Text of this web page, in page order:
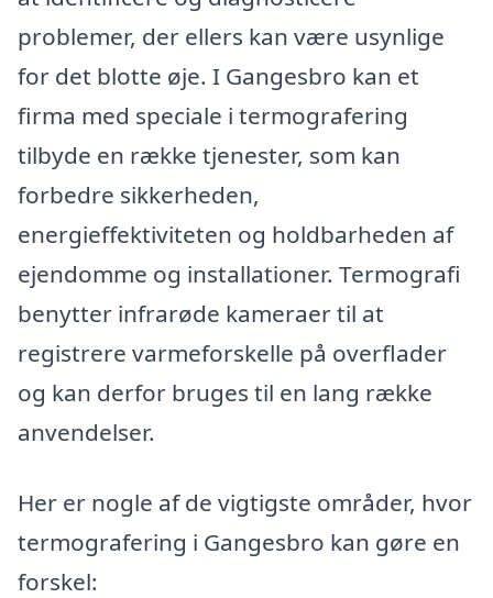
problemer, der ellers kan være usynlige
for det blotte øje. I Gangesbro kan et
firma med speciale i termografering
tilbyde en række tjenester, som kan
forbedre sikkerheden,
energieffektiviteten og holdbarheden af
ejendomme og installationer. Termografi
benytter infrarøde kameraer til at
registrere varmeforskelle på overflader
og kan derfor bruges til en lang række
anvendelser.
Her er nogle af de vigtigste områder, hvor
termografering i Gangesbro kan gøre en
forskel: